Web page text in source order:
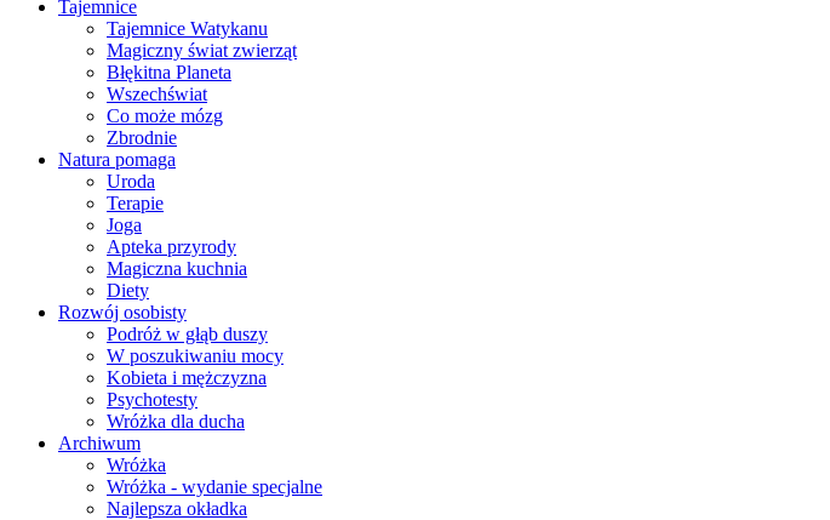
Tajemnice
Tajemnice Watykanu
Magiczny świat zwierząt
Błękitna Planeta
Wszechświat
Co może mózg
Zbrodnie
Natura pomaga
Uroda
Terapie
Joga
Apteka przyrody
Magiczna kuchnia
Diety
Rozwój osobisty
Podróż w głąb duszy
W poszukiwaniu mocy
Kobieta i mężczyzna
Psychotesty
Wróżka dla ducha
Archiwum
Wróżka
Wróżka - wydanie specjalne
Najlepsza okładka